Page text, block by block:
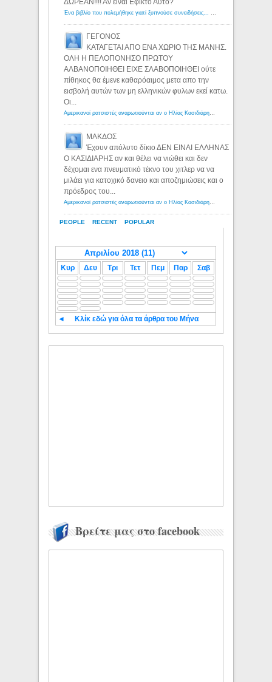
PEOPLE RECENT POPULAR
ΔΩΡΕΑΝ!!!! Αν ειναι Εφικτο Αυτο?
Ένα βιβλίο που πολεμήθηκε γιατί ξυπνούσε συνειδήσεις... - Λόγιος Ερμής | Η γνώση ξεκινάει με την αναζήτηση...
ΓΕΓΟΝΟΣ
ΚΑΤΑΓΕΤΑΙ ΑΠΟ ΕΝΑ ΧΩΡΙΟ ΤΗΣ ΜΑΝΗΣ.
ΟΛΗ Η ΠΕΛΟΠΟΝΗΣΟ ΠΡΩΤΟΥ
ΑΛΒΑΝΟΠΟΙΗΘΕΙ ΕΙΧΕ ΣΛΑΒΟΠΟΙΗΘΕΙ ούτε
πίθηκος θα έμενε καθαρόαιμος μετα απο την
εισβολή αυτών των μη ελληνικών φυλων εκεί κατω.
Οι...
Αμερικανοί ρατσιστές αναρωτιούνται αν ο Ηλίας Κασιδιάρης ανήκει στη λευκή φυλή... - Λόγιος Ερμής
ΜΑΚΔΟΣ
Έχουν απόλυτο δίκιο ΔΕΝ ΕΙΝΑΙ ΕΛΛΗΝΑΣ
Ο ΚΑΣΙΔΙΑΡΗΣ αν και θέλει να νιώθει και δεν
δέχομαι ενα πνευματικό τέκνο του χιτλερ να να
μιλάει για κατοχικό δανειο και αποζημιώσεις και ο
πρόεδρος του...
Αμερικανοί ρατσιστές αναρωτιούνται αν ο Ηλίας Κασιδιάρης ανήκει στη λευκή φυλή... - Λόγιος Ερμής
Κυρ Δευ Τρι Τετ Πεμ Παρ Σαβ
◄ Κλίκ εδώ για όλα τα άρθρα του Μήνα
Βρείτε μας στο facebook